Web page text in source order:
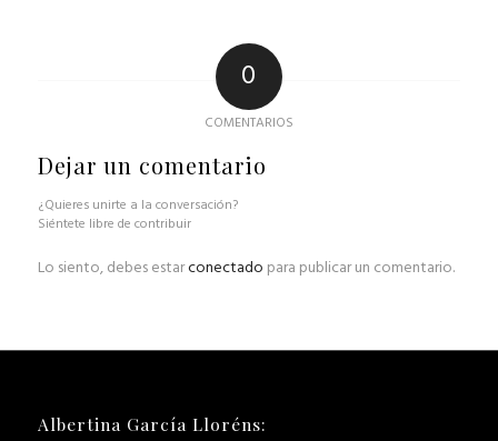
0
COMENTARIOS
Dejar un comentario
¿Quieres unirte a la conversación?
Siéntete libre de contribuir
Lo siento, debes estarconectado para publicar un comentario.
Albertina García Lloréns: